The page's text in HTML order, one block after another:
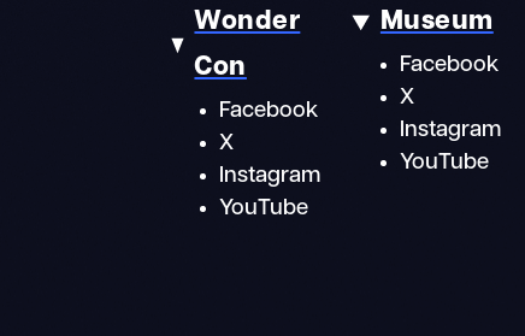
Wonder
Con
Facebook
X
Instagram
YouTube
Museum
Facebook
X
Instagram
YouTube